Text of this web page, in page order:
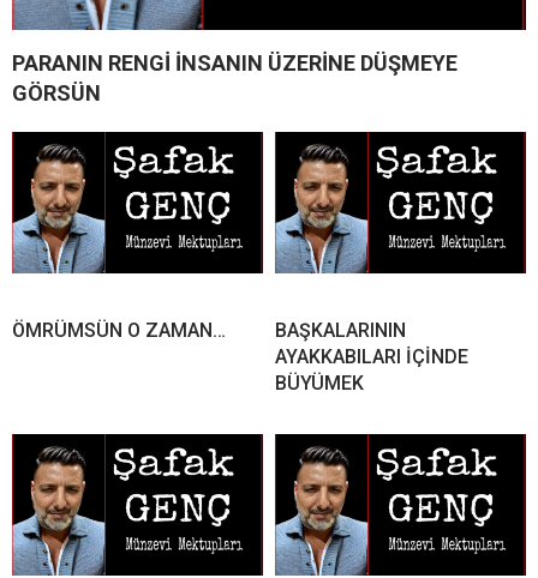
PARANIN RENGİ İNSANIN ÜZERİNE DÜŞMEYE
GÖRSÜN
ÖMRÜMSÜN O ZAMAN…
BAŞKALARININ
AYAKKABILARI İÇİNDE
BÜYÜMEK